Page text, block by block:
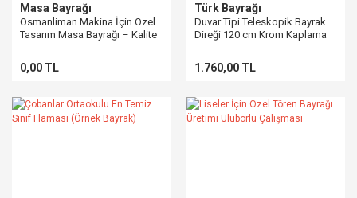
Masa Bayrağı
Osmanliman Makina İçin Özel
Tasarım Masa Bayrağı – Kalite
0,00 TL
Türk Bayrağı
Duvar Tipi Teleskopik Bayrak
Direği 120 cm Krom Kaplama
1.760,00 TL